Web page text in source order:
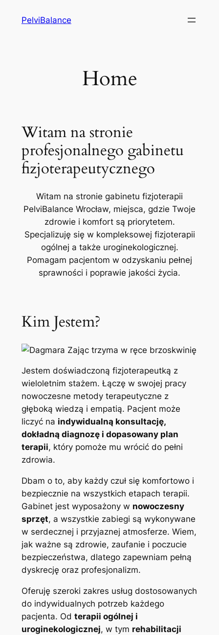
PelviBalance
Home
Witam na stronie
profesjonalnego gabinetu
fizjoterapeutycznego
Witam na stronie gabinetu fizjoterapii
PelviBalance Wrocław, miejsca, gdzie Twoje
zdrowie i komfort są priorytetem.
Specjalizuję się w kompleksowej fizjoterapii
ogólnej a także uroginekologicznej.
Pomagam pacjentom w odzyskaniu pełnej
sprawności i poprawie jakości życia.
Kim Jestem?
Jestem doświadczoną fizjoterapeutką z
wieloletnim stażem. Łączę w swojej pracy
nowoczesne metody terapeutyczne z
głęboką wiedzą i empatią. Pacjent może
liczyć na indywidualną konsultację,
dokładną diagnozę i dopasowany plan
terapii, który pomoże mu wrócić do pełni
zdrowia.
Dbam o to, aby każdy czuł się komfortowo i
bezpiecznie na wszystkich etapach terapii.
Gabinet jest wyposażony w nowoczesny
sprzęt, a wszystkie zabiegi są wykonywane
w serdecznej i przyjaznej atmosferze. Wiem,
jak ważne są zdrowie, zaufanie i poczucie
bezpieczeństwa, dlatego zapewniam pełną
dyskrecję oraz profesjonalizm.
Oferuję szeroki zakres usług dostosowanych
do indywidualnych potrzeb każdego
pacjenta. Od terapii ogólnej i
uroginekologicznej, w tym rehabilitacji